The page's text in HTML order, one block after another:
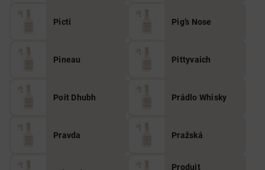
Picti Pig’s Nose
Pineau Pittyvaich
Poit Dhubh Prádlo Whisky
Pravda Pražská
Produit